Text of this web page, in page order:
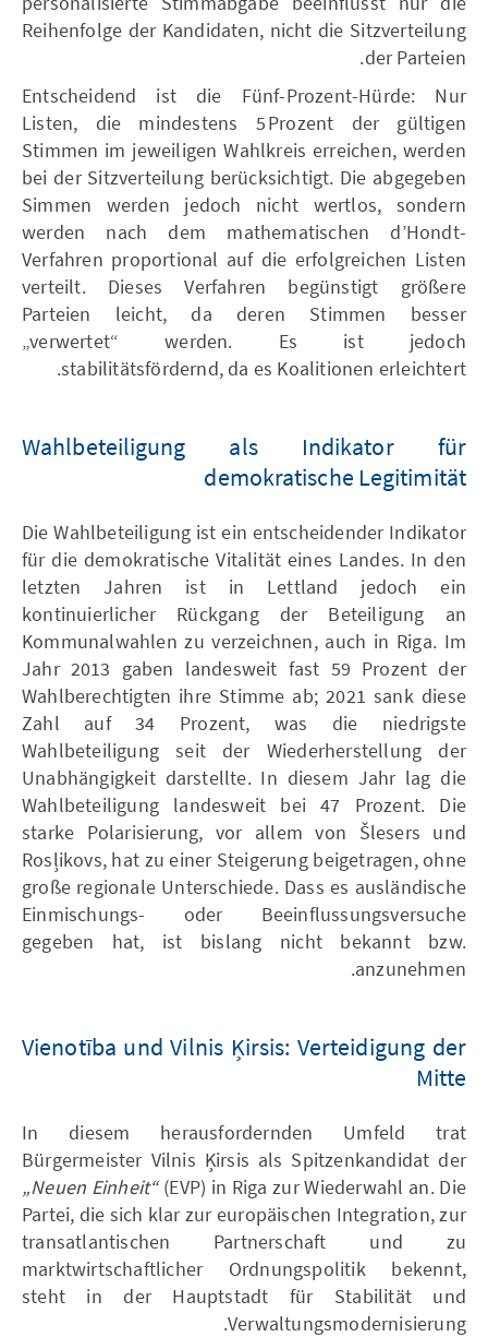
Reihenfolge der Kandidaten, nicht die Sitzverteilung
der Parteien.
Entscheidend ist die Fünf-Prozent-Hürde: Nur
Listen, die mindestens 5 Prozent der gültigen
Stimmen im jeweiligen Wahlkreis erreichen, werden
bei der Sitzverteilung berücksichtigt. Die abgegeben
Simmen werden jedoch nicht wertlos, sondern
werden nach dem mathematischen d’Hondt-
Verfahren proportional auf die erfolgreichen Listen
verteilt. Dieses Verfahren begünstigt größere
Parteien leicht, da deren Stimmen besser
„verwertet“ werden. Es ist jedoch
stabilitätsfördernd, da es Koalitionen erleichtert.
Wahlbeteiligung als Indikator für
demokratische Legitimität
Die Wahlbeteiligung ist ein entscheidender Indikator
für die demokratische Vitalität eines Landes. In den
letzten Jahren ist in Lettland jedoch ein
kontinuierlicher Rückgang der Beteiligung an
Kommunalwahlen zu verzeichnen, auch in Riga. Im
Jahr 2013 gaben landesweit fast 59 Prozent der
Wahlberechtigten ihre Stimme ab; 2021 sank diese
Zahl auf 34 Prozent, was die niedrigste
Wahlbeteiligung seit der Wiederherstellung der
Unabhängigkeit darstellte. In diesem Jahr lag die
Wahlbeteiligung landesweit bei 47 Prozent. Die
starke Polarisierung, vor allem von Šlesers und
Rosļikovs, hat zu einer Steigerung beigetragen, ohne
große regionale Unterschiede. Dass es ausländische
Einmischungs- oder Beeinflussungsversuche
gegeben hat, ist bislang nicht bekannt bzw.
anzunehmen.
Vienotība und Vilnis Ķirsis: Verteidigung der
Mitte
In diesem herausfordernden Umfeld trat
Bürgermeister Vilnis Ķirsis als Spitzenkandidat der
„Neuen Einheit“(EVP) in Riga zur Wiederwahl an. Die
Partei, die sich klar zur europäischen Integration, zur
transatlantischen Partnerschaft und zu
marktwirtschaftlicher Ordnungspolitik bekennt,
steht in der Hauptstadt für Stabilität und
Verwaltungsmodernisierung.